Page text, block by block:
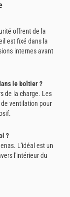
offrent de la
est fixé dans la
internes avant
le boîtier ?
de la charge. Les
ventilation pour
?
L'idéal est un
l'intérieur du